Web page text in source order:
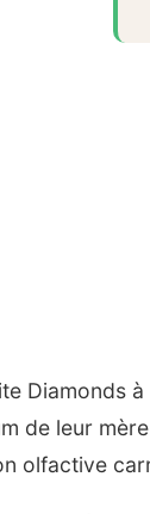
Diamonds
de leur
olfactive